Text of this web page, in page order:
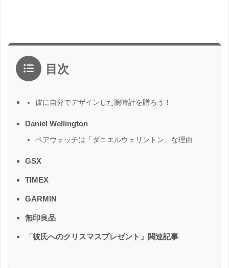
目次
彼に自分でデザインした腕時計を贈ろう！
Daniel Wellington
ペアウォッチは「ダニエルウェリントン」な理由
GSX
TIMEX
GARMIN
無印良品
「彼氏へのクリスマスプレゼント」関連記事